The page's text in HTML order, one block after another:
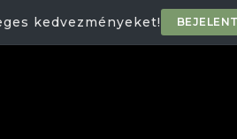
kedvezményeket!